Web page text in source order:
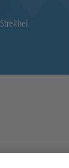
Streithei